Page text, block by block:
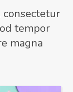
consectetur
tempor
magna